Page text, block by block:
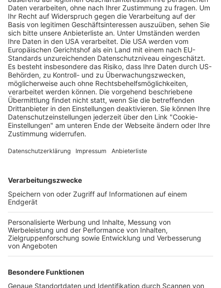
Ort
BZ-Card schnapp.de Kontakt
Mediadaten Datenschutz Cookie-Einstellungen Impressum
+49 761 496 8888
Tickethotline Mo–Fr: 9–12 Uhr